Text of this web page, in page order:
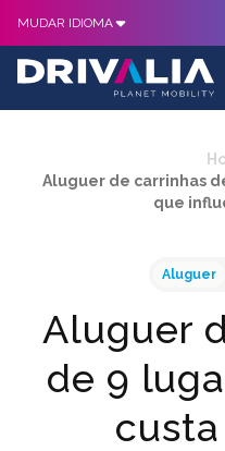
MUDAR IDIOMA
Aluguer de carrinhas
que
Aluguer
Aluguer
de 9